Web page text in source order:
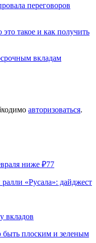
переговоров
такое и как получить
вкладам
авторизоваться.
ниже ₽77
«Русала»: дайджест
вкладов
плоским и зеленым